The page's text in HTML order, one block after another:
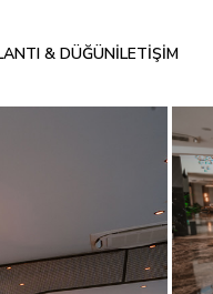
& DÜĞÜNİLETİŞİM